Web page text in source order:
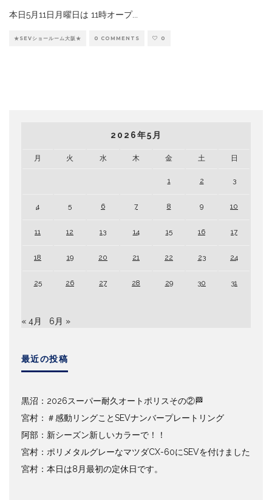
本日5月11日月曜日は 11時オープ...
★SEVショールーム大阪★ 0 COMMENTS 0
2026年5月
月 火 水 木 金 土 日
1 2 3
4 5 6 7 8 9 10
11 12 13 14 15 16 17
18 19 20 21 22 23 24
25 26 27 28 29 30 31
« 4月 6月 »
最近の投稿
黒沼：2026スーパー耐久オートポリスその②🏁
宮村：＃感動リングことSEVナンバープレートリング
阿部：新シーズン新しいカラーで！！
宮村：ポリメタルグレーなマツダCX-60にSEVを付けました
宮村：本日は8月最初の定休日です。